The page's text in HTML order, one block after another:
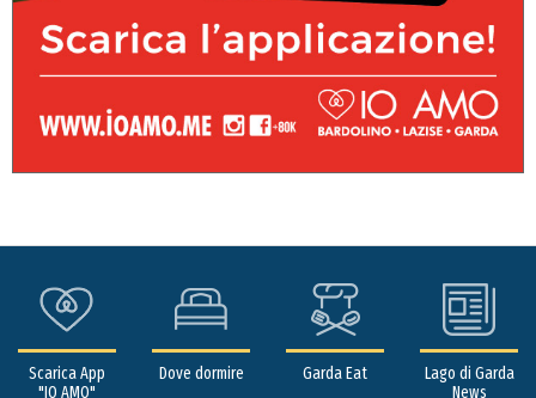
Scarica App
"IO AMO"
Dove dormire Garda Eat
Lago di Garda
News